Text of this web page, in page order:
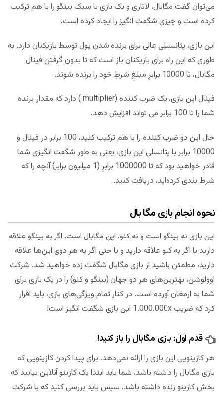
می‌توان گفت مگابال، لاتاری و یک بازی با سبک بینگو را با هم ترکیب
کرده است و چیزی شگفت انگیز را ایجاد کرده است.
این بازی، پتانسیلی عالی برای برنده شدن پول توسط بازیکنان دارد. به
طوری که این راه برای بازیکنان باز است که تا بدون گرفتن فینال
مگابال، تا 10000 برابرِ مبلغِ شرطِ خود را برنده شوند.
فینال این بازی، یک ضرب کننده (multiplier ) دارد که مقدار برنده
شما را تا 100 برابر می تواند افزایش دهد.
حال این دو ضرب کننده را با هم ترکیب کنید، 100 برابر در فینال و
10000 برابر با پتانسلی این بازی، یعنی به طور شگفت انگیزی شما
قادر خواهید بود که تا 1000000 برابرِ (1 میلیون برابر) آنچه را که
شرط بندی کرده‌اید، دریافت کنید.
نحوه انجام بازی مگا بال
این بازی نه بینگو است و نه کنو، این مگابال است. اگر به بینگو علاقه
دارید یا اگر به کنو علاقه دارید و یا حتی اگر به هر دوی این‌ها علاقه
دارید، مطمئن باشید از بازی مگابال شگفت زده خواهید شد. شرکت
اوولوشن، بهترین‌های هر دو جهان (بینگو و کنو) را در یک بازی برای
شما به ارمغان آورده است. در کنار تمام ویژگی‌های بازی، باید اقرار
کرد که ضریب 1.000.000x این بازی شگفت انگیز است!
قدم اول: بازی مگابال را باز کنید!
هر کازینویی این بازی را ارائه نمی‌دهد. برای پیدا کردن کازینویی که
بازی مگابال را داشته باشد، شما باید ابتدا یک کازینو آنلاین بیابید که
بخش کازینو زنده داشته باشد. سپس باید بررسی کنید که با شرکت